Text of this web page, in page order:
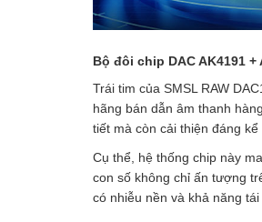
Bộ đôi chip DAC AK4191
Trái tim của SMSL RAW
hãng bán dẫn âm thanh
tiết mà còn cải thiện đáng kể
Cụ thể, hệ thống chip này
con số không chỉ ấn tượng
có nhiễu nền và khả năng